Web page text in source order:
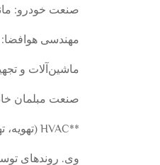
صنعت خودرو:
مهندسی
ماشین‌آلات و
صنعت مبلمان
**HVAC (تهویه، تهویه مطبوع و تهویه هوا)**: قطعات لوله مسی تبرید پیچیده.